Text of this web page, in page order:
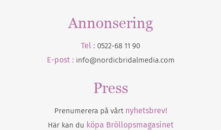
Annonsering
Tel : 0522-68 11 90
E-post : info@nordicbridalmedia.com
Press
Prenumerera på vårt nyhetsbrev!
Här kan du köpa Bröllopsmagasinet